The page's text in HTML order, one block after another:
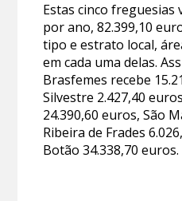
Estas cinco
por ano, 82.399,10
tipo e estrato local,
em cada uma delas.
Brasfemes recebe
Silvestre 2.427,40
24.390,60 euros, São
Ribeira de Frades
Botão 34.338,70 euros.